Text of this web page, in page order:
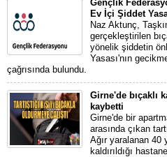
Gençlik
Ev İçi Şiddet
Naz Aktunç,
gerçekleştirilen
yönelik şiddetin
Yasası'nın
çağrısında bulundu.
Girne'de bıçaklı
kaybetti
Girne'de bir
arasında çıkan
Ağır yaralanan 40
kaldırıldığı